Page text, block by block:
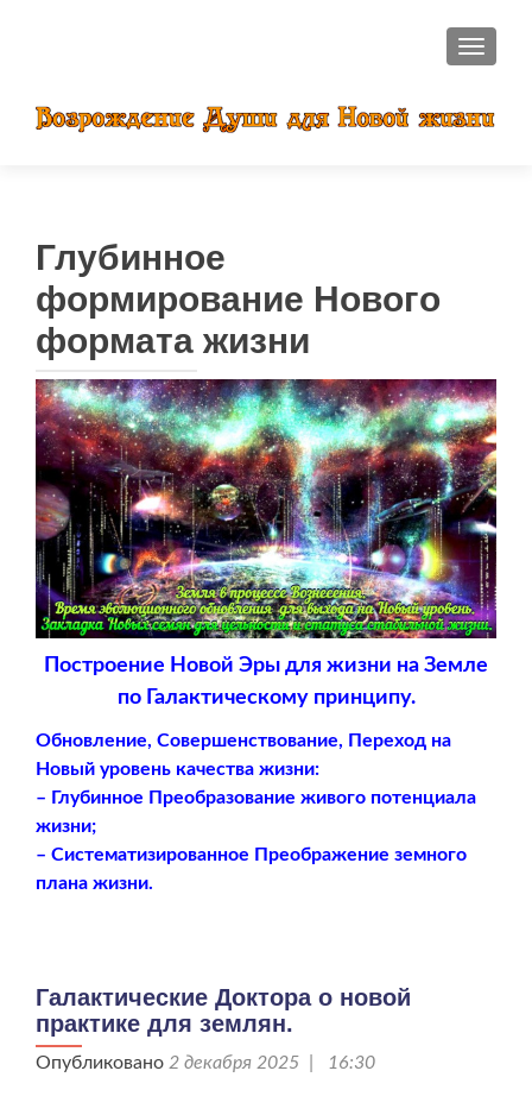
Глубинное
формирование Нового
формата жизни
Построение Новой Эры для жизни на Земле
по Галактическому принципу.
Обновление, Совершенствование, Переход на
Новый уровень качества жизни:
– Глубинное Преобразование живого потенциала
жизни;
– Систематизированное Преображение земного
плана жизни.
Галактические Доктора о новой
практике для землян.
Опубликовано 2 декабря 2025 | 16:30